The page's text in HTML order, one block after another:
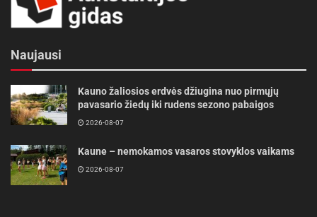
Naujausi
Kauno žaliosios erdvės džiugina nuo pirmųjų
pavasario žiedų iki rudens sezono pabaigos
2026-08-07
Kaune – nemokamos vasaros stovyklos vaikams
2026-08-07